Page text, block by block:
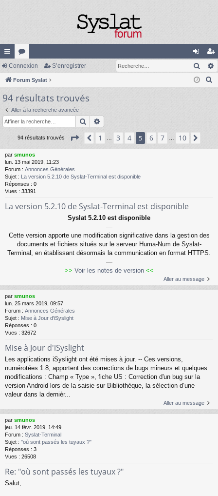
cc
ès
ra
pi
de
or
u
m
s
on
ne
’e
nr
Connexion S’enregistrer
Forum Syslat
94 résultats trouvés
Aller à la recherche avancée
Rechercher
94 résultats trouvés Page 5 sur 10
Précédente
1 3 4 5 6 7 10
par smunos
lun. 13 mai 2019, 11:23
Forum : Annonces Générales
Sujet :
La version 5.2.10 de Syslat-Terminal est disponible
Réponses : 0
Vues : 33391
La version 5.2.10 de Syslat-Terminal est disponible
Syslat 5.2.10 est disponible
—
Cette version apporte une modification significative dans la gestion des
documents et fichiers situés sur le serveur Huma-Num de Syslat-
Terminal, en établissant désormais la communication en format HTTPS.
—
>> Voir les notes de version<<
Aller au message
par smunos
lun. 25 mars 2019, 09:57
Forum : Annonces Générales
Sujet : Mise à Jour d'iSyslight
Réponses : 0
Vues : 32672
Mise à Jour d'iSyslight
Les applications iSyslight ont été mises à jour. -- Ces versions,
numérotées 1.8, apportent des corrections de bugs mineurs et quelques
modifications : Champ « Type », fiche US : Correction d'un bug sur la
version Android lors de la saisie sur Bibliothèque, la sélection d’une
valeur dans la dernièr...
Aller au message
par smunos
jeu. 14 févr. 2019, 14:49
Forum : Syslat-Terminal
Sujet : "où sont passés les tuyaux ?"
Réponses : 3
Vues : 26508
Re: "où sont passés les tuyaux ?"
Salut,